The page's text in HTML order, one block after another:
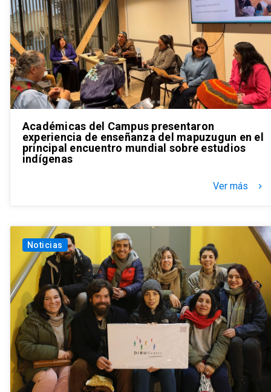
Académicas del Campus presentaron
experiencia de enseñanza del mapuzugun en el
principal encuentro mundial sobre estudios
indígenas
Ver más keyboard_arrow_right
Noticias